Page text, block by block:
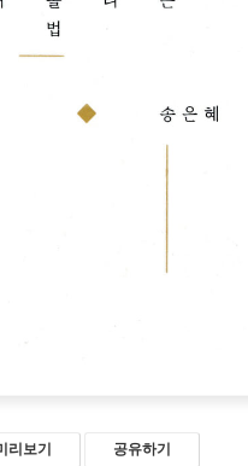
리보기 공유하기